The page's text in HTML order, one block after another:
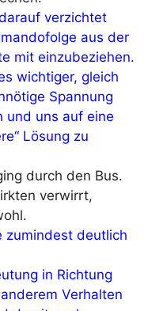
verzichtet
aus der
mit einzubeziehen.
wichtiger, gleich
Spannung
und uns auf eine
Lösung zu
durch den Bus.
verwirrt,
zumindest deutlich
in Richtung
Verhalten